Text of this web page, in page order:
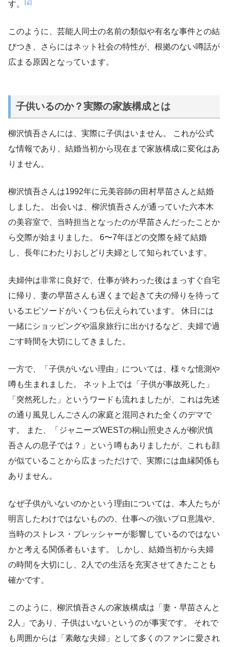
す。
このように、芸能人同士の名前の類似や有名な事件との結
びつき、さらにはネット社会の特性が、根拠のない噂話が
広まる原因となっています。
子供いるのか？実際の家族構成とは
柳沢慎吾さんには、実際に子供はいません。 これが公式
な情報であり、結婚当初から現在まで家族構成に変化はあ
りません。
柳沢慎吾さんは1992年に元美容師の田村早苗さんと結婚
しました。 出会いは、柳沢慎吾さんが通っていた六本木
の美容室で、当時担当となったのが早苗さんだったことか
ら交際が始まりました。 6〜7年ほどの交際を経て結婚
し、長年にわたりおしどり夫婦として知られています。
夫婦仲は非常に良好で、仕事が終わった後はまっすぐ自宅
に帰り、妻の早苗さんも遅くまで起きて夫の帰りを待って
いるエピソードがいくつも伝えられています。 休日には
一緒にショッピングや温泉旅行に出かけるなど、夫婦で過
ごす時間を大切にしてきました。
一方で、「子供がいない理由」については、様々な憶測や
噂も生まれました。 ネット上では「子供が事故死した」
「突然死した」というワードも流れましたが、これは先述
の通り風見しんごさんの家庭と混同された全くのデマで
す。 また、「ジャニーズWESTの桐山照史さんが柳沢慎
吾さんの息子では？」という噂もありましたが、これも顔
が似ていることから広まっただけで、実際には血縁関係も
ありません。
なぜ子供がいないのかという理由については、本人たちが
明言したわけではないものの、仕事への強いプロ意識や、
当時のストレス・プレッシャーが影響しているのではない
かと考える関係者もいます。 しかし、結婚当初から夫婦
の時間を大切にし、2人での生活を充実させてきたことも
確かです。
このように、柳沢慎吾さんの家族構成は「妻・早苗さんと
2人」であり、子供はいないというのが事実です。 それで
も周囲からは「素敵な夫婦」として多くのファンに愛され